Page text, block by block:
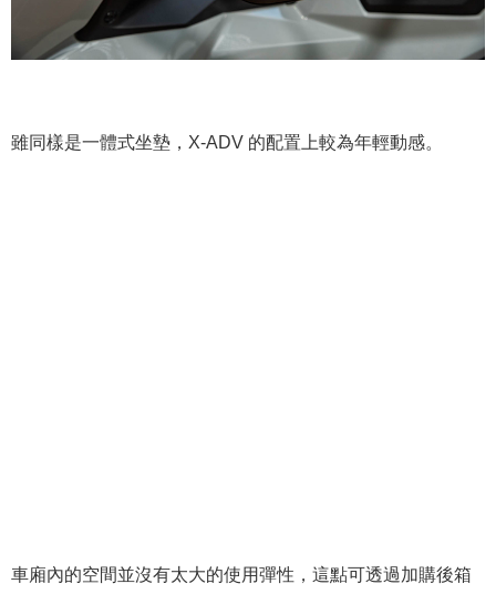
雖同樣是一體式坐墊，X-ADV 的配置上較為年輕動感。
車廂內的空間並沒有太大的使用彈性，這點可透過加購後箱